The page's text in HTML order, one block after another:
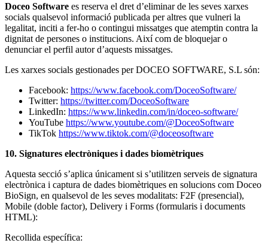
Doceo Software es reserva el dret d’eliminar de les seves xarxes
socials qualsevol informació publicada per altres que vulneri la
legalitat, inciti a fer-ho o contingui missatges que atemptin contra la
dignitat de persones o institucions. Així com de bloquejar o
denunciar el perfil autor d’aquests missatges.
Les xarxes socials gestionades per DOCEO SOFTWARE, S.L són:
Facebook: https://www.facebook.com/DoceoSoftware/
Twitter: https://twitter.com/DoceoSoftware
LinkedIn: https://www.linkedin.com/in/doceo-software/
YouTube https://www.youtube.com/@DoceoSoftware
TikTok https://www.tiktok.com/@doceosoftware
10. Signatures electròniques i dades biomètriques
Aquesta secció s’aplica únicament si s’utilitzen serveis de signatura
electrònica i captura de dades biomètriques en solucions com Doceo
BioSign, en qualsevol de les seves modalitats: F2F (presencial),
Mobile (doble factor), Delivery i Forms (formularis i documents
HTML):
Recollida específica: